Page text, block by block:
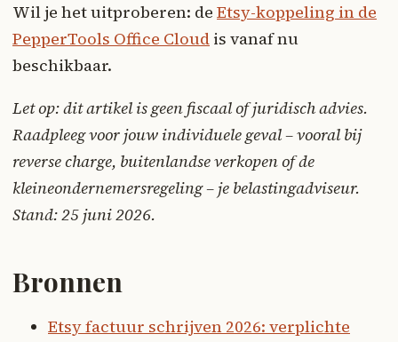
Wil je het uitproberen: de Etsy-koppeling in de
PepperTools Office Cloud is vanaf nu
beschikbaar.
Let op: dit artikel is geen fiscaal of juridisch advies.
Raadpleeg voor jouw individuele geval – vooral bij
reverse charge, buitenlandse verkopen of de
kleineondernemersregeling – je belastingadviseur.
Stand: 25 juni 2026.
Bronnen
Etsy factuur schrijven 2026: verplichte